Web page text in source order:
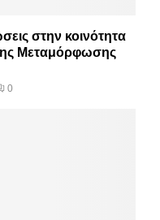
στην κοινότητα
Μεταμόρφωσης
0